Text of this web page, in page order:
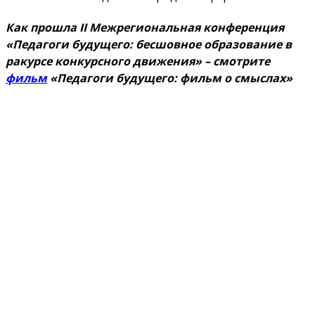
Как прошла II Межрегиональная конференция
«Педагоги будущего: бесшовное образование в
ракурсе конкурсного движения» – смотрите
фильм«Педагоги будущего: фильм о смыслах»